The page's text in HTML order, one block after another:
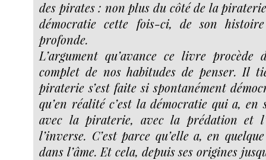
des pirates : non plus du côté de la
démocratie cette fois-ci, de son
profonde.
L’argument qu’avance ce livre procède
complet de nos habitudes de penser. Il
piraterie s’est faite si spontanément
qu’en réalité c’est la démocratie qui a, en
avec la piraterie, avec la prédation et
l’inverse. C’est parce qu’elle a, en
dans l’âme. Et cela, depuis ses origines